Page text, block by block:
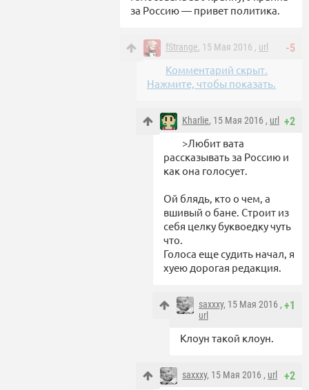
за Россию — привет политика.
-5
fStrange, 15 Мая 2016 , url
Комментарий скрыт.
Нажмите, чтобы показать.
+2
Kharlie, 15 Мая 2016 , url
>Любит вата
рассказывать за Россию и
как она голосует.
Ой блядь, кто о чем, а
вшивый о бане. Строит из
себя целку буквоедку чуть
что.
Голоса еще судить начал, я
хуею дорогая редакция.
+1
saxxxy, 15 Мая 2016 ,
url
Клоун такой клоун.
+2
saxxxy, 15 Мая 2016 , url